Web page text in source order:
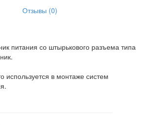
Отзывы (0)
питания со штырькового разъема типа
используется в монтаже систем